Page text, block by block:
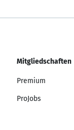
Mitgliedschaften
Premium
ProJobs